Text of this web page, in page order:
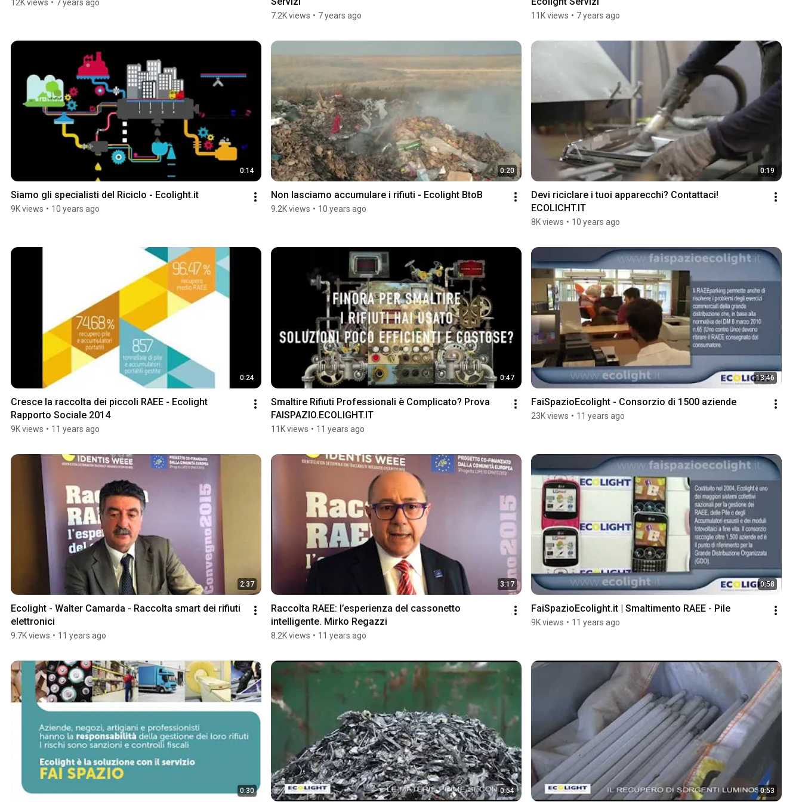
12K views • 7 years ago
7.2K views • 7 years ago 11K views • 7 years ago
0:14
Siamo gli specialisti del Riciclo - Ecolight.it
9K views • 10 years ago
0:20
Non lasciamo accumulare i rifiuti - Ecolight BtoB
9.2K views • 10 years ago
0:19
Devi riciclare i tuoi apparecchi? Contattaci!
ECOLICHT.IT
8K views • 10 years ago
0:24
Cresce la raccolta dei piccoli RAEE - Ecolight
Rapporto Sociale 2014
9K views • 11 years ago
0:47
Smaltire Rifiuti Professionali è Complicato? Prova
FAISPAZIO.ECOLIGHT.IT
11K views • 11 years ago
13:46
FaiSpazioEcolight - Consorzio di 1500 aziende
23K views • 11 years ago
2:37
Ecolight - Walter Camarda - Raccolta smart dei rifiuti
elettronici
9.7K views • 11 years ago
3:17
Raccolta RAEE: l’esperienza del cassonetto
intelligente. Mirko Regazzi
8.2K views • 11 years ago
0:58
FaiSpazioEcolight.it | Smaltimento RAEE - Pile
9K views • 11 years ago
0:30 0:54 0:53